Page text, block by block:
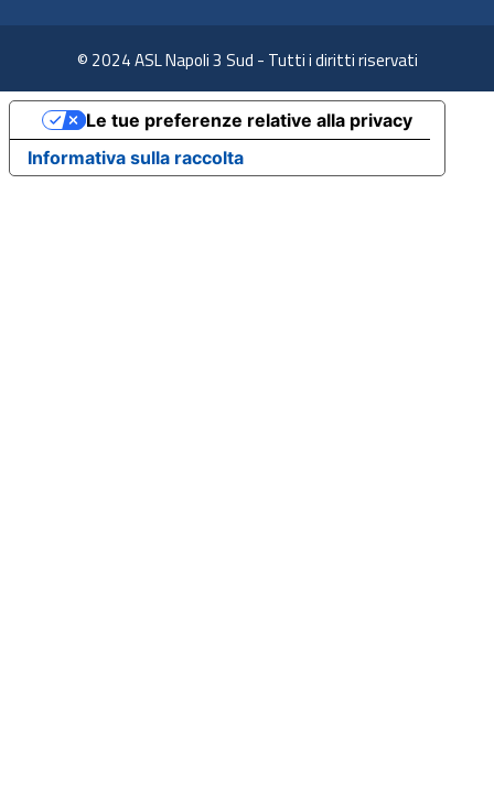
© 2024 ASL Napoli 3 Sud - Tutti i diritti riservati
Informativa sulla raccolta
Le tue preferenze relative alla privacy